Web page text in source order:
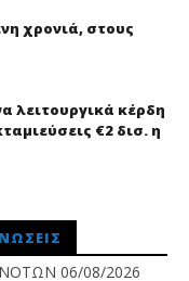
χρονιά, στους
λειτουργικά κέρδη
€2 δισ. η
06/08/2026